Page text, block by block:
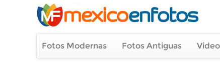
Fotos Modernas Fotos Antiguas